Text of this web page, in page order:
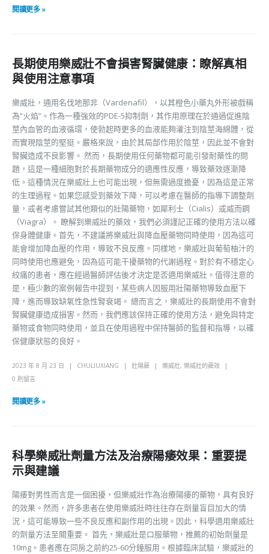
閱讀更多 »
長期使用樂威壯不會損害腎臟健康：瞭解真相
與使用注意事項
樂威壯，通用名伐地那非（Vardenafil），以其橙色小藥丸外形被戲稱
為“火焰”。作為一種強效的PDE-5抑制劑，其作用原理在於通過促進陰
莖內血管的血液循環，使勃起時更多的血液能夠灌注到陰莖海綿體，從
而實現陰莖的堅挺。嚴格來說，由於其局部作用於陰莖，因此並不會對
腎臟造成不良影響。 然而，長期使用任何藥物都可能引發耐藥性的問
題，這是一種細胞對於長期藥物成分的適應性反應，導致藥效逐漸降
低。這種情況在樂威壯上也可能出現，但無需過度擔憂，因為這是正常
的生理過程。如果您感受到藥效下降，可以考慮在醫師的指導下調整劑
量，或者考慮嘗試其他類似的壯陽藥物，如犀利士（Cialis）或威而鋼
（Viagra）。 瞭解到樂威壯的藥效，我們必須謹記正確的使用方法以確
保身體健康。首先，不建議將樂威壯與降血壓藥物同時使用，因為這可
能會增加降血壓的作用，導致不良反應。同樣地，樂威壯與葡萄柚汁的
同時使用也應避免，因為這可能干擾藥物的代謝過程。對於有不穩定心
絞痛的患者，應在經過醫師評估後才決定是否適用樂威壯。值得注意的
是，極少數的案例報告中提到，某些病人因服用壯陽藥物導致血壓下
降，進而導致缺氧性急性腎衰竭。 總而言之，樂威壯的長期使用不會對
腎臟健康造成損害。然而，我們應該保持正確的使用方法，避免與特定
藥物或食物同時使用，並且在使用過程中保持醫師的監督和指導，以確
保健康狀態的良好。
2023 年 8 月 23 日 CHULIUXIANG 壯陽藥 樂威壯, 樂威壯的藥效
0 則留言
閱讀更多 »
科學樂威壯劑量方法及治療陽痿效果：重要提
示與建議
陽痿對男性而言是一個困擾，但樂威壯作為治療陽痿的藥物，具有良好
的效果。然而，許多患者在使用樂威壯時往往存在劑量盲目加大的情
況，這可能導致一些不良反應和副作用的出現。因此，科學適用樂威壯
的劑量方法至關重要。 首先，樂威壯是口服藥物，推薦的初始劑量是
10mg。患者應在同房之前約25-60分鐘服用。根據臨床試驗，樂威壯的